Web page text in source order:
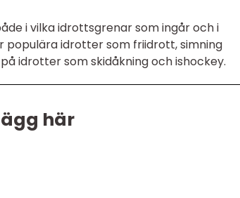
i vilka idrottsgrenar som ingår och i
populära idrotter som friidrott, simning
idrotter som skidåkning och ishockey.
här